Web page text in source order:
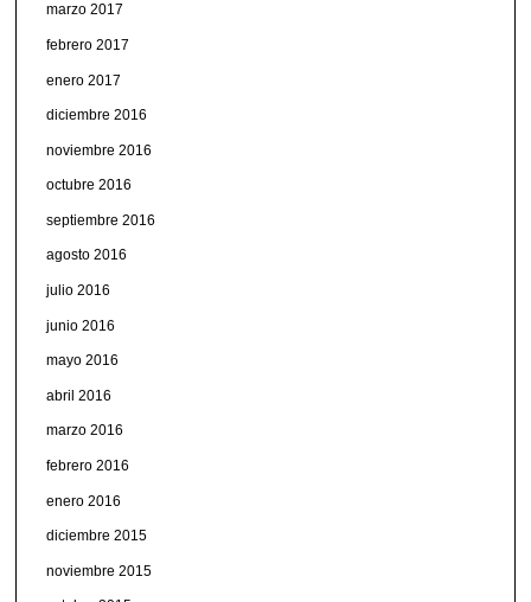
marzo 2017
febrero 2017
enero 2017
diciembre 2016
noviembre 2016
octubre 2016
septiembre 2016
agosto 2016
julio 2016
junio 2016
mayo 2016
abril 2016
marzo 2016
febrero 2016
enero 2016
diciembre 2015
noviembre 2015